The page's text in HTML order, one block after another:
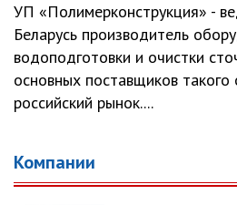
УП «Полимерконструкция» -
Беларусь производитель
водоподготовки и очистки
основных поставщиков
российский рынок....
Компании